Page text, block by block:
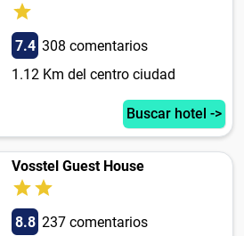
7.4 308 comentarios
1.12 Km del centro ciudad
Buscar hotel ->
Vosstel Guest House
8.8 237 comentarios